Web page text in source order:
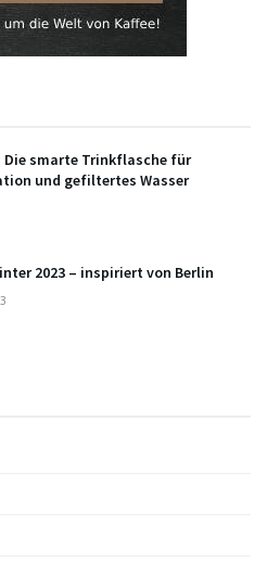
Die smarte Trinkflasche für
und gefiltertes Wasser
2023 – inspiriert von Berlin